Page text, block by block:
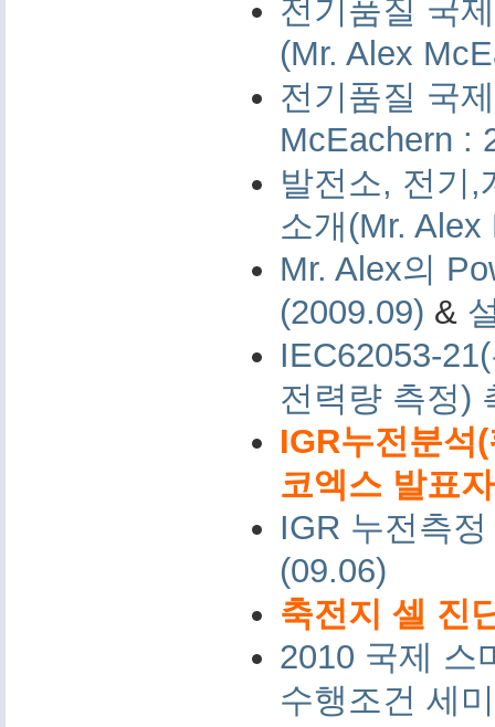
전기품질 국
(Mr. Alex
전기품질 국
McEachern :
발전소, 전기,
소개(Mr.
Mr. Alex의
(2009.09) &
IEC62053-
전력량 측정)
IGR누전분석
코엑스 발표
IGR 누전측
(09.06)
축전지 셀 진
2010 국제 스
수행조건 세